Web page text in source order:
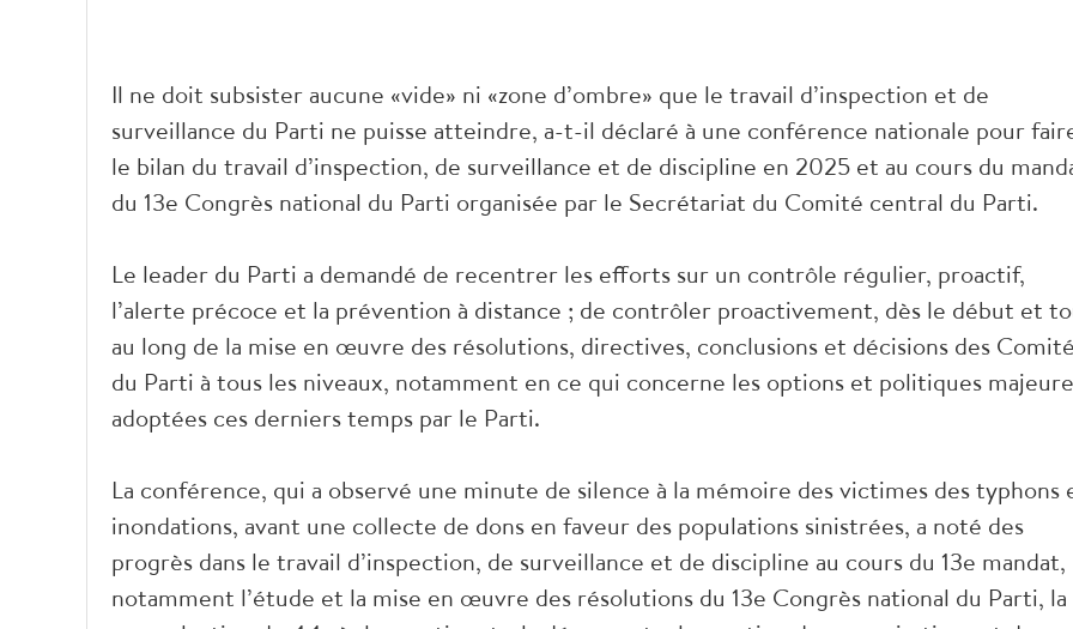
Il ne doit subsister aucune «vide» ni «zone d’ombre» que le travail d’inspection et de
surveillance du Parti ne puisse atteindre, a-t-il déclaré à une conférence nationale pour
le bilan du travail d’inspection, de surveillance et de discipline en 2025 et au cours du
du 13e Congrès national du Parti organisée par le Secrétariat du Comité central du Parti.
Le leader du Parti a demandé de recentrer les efforts sur un contrôle régulier, proactif,
l’alerte précoce et la prévention à distance ; de contrôler proactivement, dès le début et
au long de la mise en œuvre des résolutions, directives, conclusions et décisions des
du Parti à tous les niveaux, notamment en ce qui concerne les options et politiques
adoptées ces derniers temps par le Parti.
La conférence, qui a observé une minute de silence à la mémoire des victimes des typhons
inondations, avant une collecte de dons en faveur des populations sinistrées, a noté des
progrès dans le travail d’inspection, de surveillance et de discipline au cours du 13e mandat,
notamment l’étude et la mise en œuvre des résolutions du 13e Congrès national du Parti, la